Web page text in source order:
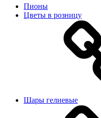
Пионы
Цветы в розницу
Шары гелиевые